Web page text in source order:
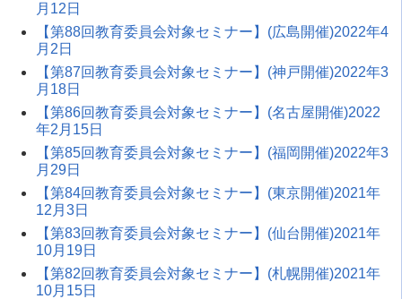
月12日
【第88回教育委員会対象セミナー】(広島開催)2022年4
月2日
【第87回教育委員会対象セミナー】(神戸開催)2022年3
月18日
【第86回教育委員会対象セミナー】(名古屋開催)2022
年2月15日
【第85回教育委員会対象セミナー】(福岡開催)2022年3
月29日
【第84回教育委員会対象セミナー】(東京開催)2021年
12月3日
【第83回教育委員会対象セミナー】(仙台開催)2021年
10月19日
【第82回教育委員会対象セミナー】(札幌開催)2021年
10月15日